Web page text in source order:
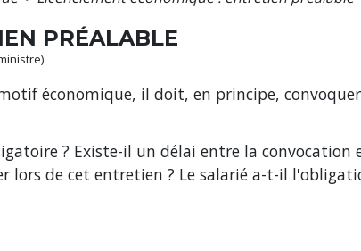
PRÉALABLE
économique, il doit, en principe,
? Existe-il un délai entre la convocation
lors de cet entretien ? Le salarié a-t-il